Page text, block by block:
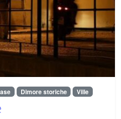
Dimore storiche Ville